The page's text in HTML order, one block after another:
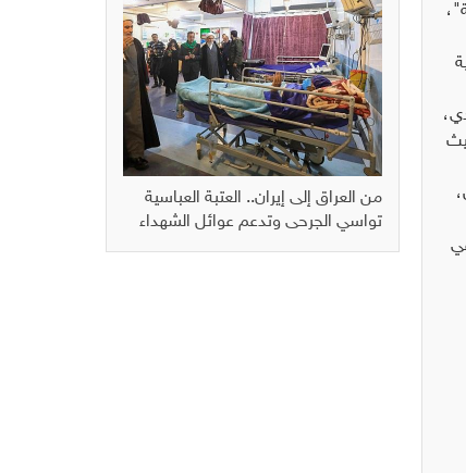
من العراق إلى إيران.. العتبة العباسية
تواسي الجرحى وتدعم عوائل الشهداء